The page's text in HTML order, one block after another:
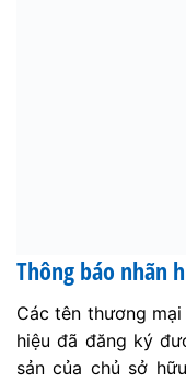
Thông báo nhãn
Các tên thương
hiệu đã đăng ký
sản của chủ sở